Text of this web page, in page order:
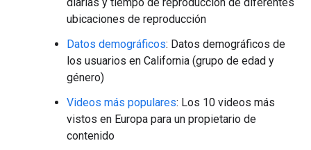
ubicaciones de reproducción
Datos demográficos: Datos demográficos de
los usuarios en California (grupo de edad y
género)
Videos más populares: Los 10 videos más
vistos en Europa para un propietario de
contenido